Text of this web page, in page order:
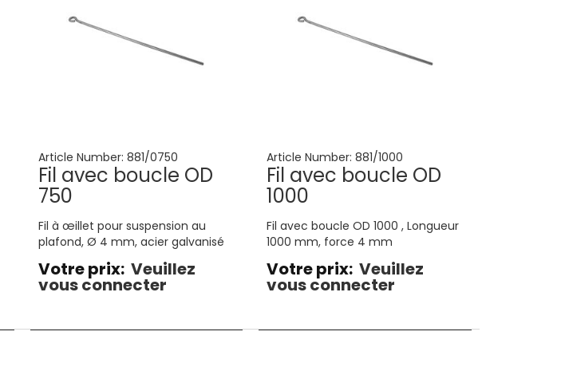
Article Number: 881/0750
Fil avec boucle OD
750
Fil à œillet pour suspension au
plafond, Ø 4 mm, acier galvanisé
Votre prix: Veuillez
vous connecter
Article Number: 881/1000
Fil avec boucle OD
1000
Fil avec boucle OD 1000 , Longueur
1000 mm, force 4 mm
Votre prix: Veuillez
vous connecter